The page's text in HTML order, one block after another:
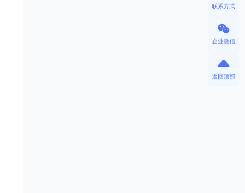
联系方式
企业微信
返回顶部